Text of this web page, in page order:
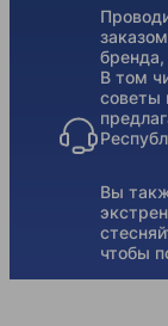
бренда,
В том
советы
Вы
чтобы